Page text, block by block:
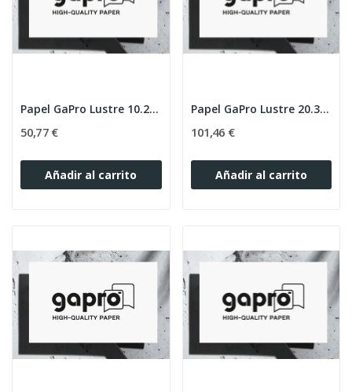
Papel GaPro Lustre 10.2cmx65m 250g (Caja 2 Rollos)
50,77 €
Añadir al carrito
Papel GaPro Lustre 20.3x65m 250g (Caja 2)
101,46 €
Añadir al carrito